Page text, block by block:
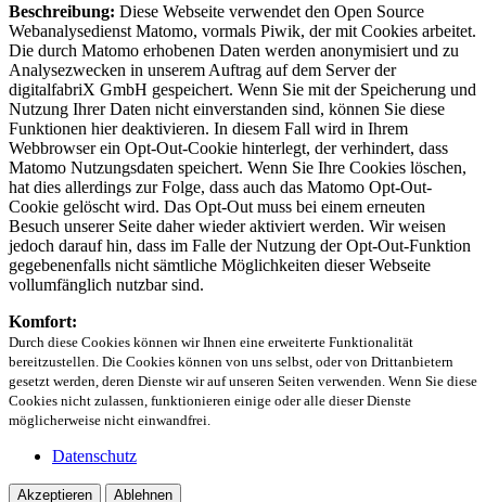
Beschreibung: Diese Webseite verwendet den Open Source
Webanalysedienst Matomo, vormals Piwik, der mit Cookies arbeitet.
Die durch Matomo erhobenen Daten werden anonymisiert und zu
Analysezwecken in unserem Auftrag auf dem Server der
digitalfabriX GmbH gespeichert. Wenn Sie mit der Speicherung und
Nutzung Ihrer Daten nicht einverstanden sind, können Sie diese
Funktionen hier deaktivieren. In diesem Fall wird in Ihrem
Webbrowser ein Opt-Out-Cookie hinterlegt, der verhindert, dass
Matomo Nutzungsdaten speichert. Wenn Sie Ihre Cookies löschen,
hat dies allerdings zur Folge, dass auch das Matomo Opt-Out-
Cookie gelöscht wird. Das Opt-Out muss bei einem erneuten
Besuch unserer Seite daher wieder aktiviert werden. Wir weisen
jedoch darauf hin, dass im Falle der Nutzung der Opt-Out-Funktion
gegebenenfalls nicht sämtliche Möglichkeiten dieser Webseite
vollumfänglich nutzbar sind.
Komfort:
Durch diese Cookies können wir Ihnen eine erweiterte Funktionalität
bereitzustellen. Die Cookies können von uns selbst, oder von Drittanbietern
gesetzt werden, deren Dienste wir auf unseren Seiten verwenden. Wenn Sie diese
Cookies nicht zulassen, funktionieren einige oder alle dieser Dienste
möglicherweise nicht einwandfrei.
Datenschutz
Akzeptieren Ablehnen